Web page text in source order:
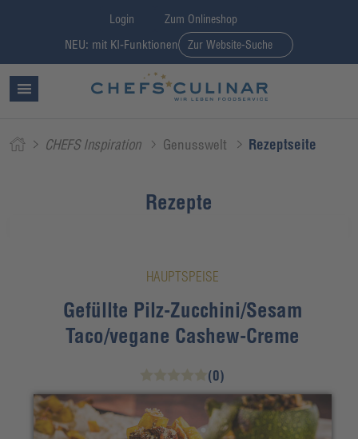
Login Zum Onlineshop
NEU: mit KI-Funktionen Zur Website-Suche
CHEFS Inspiration Genusswelt Rezeptseite
Rezepte
HAUPTSPEISE
Gefüllte Pilz-Zucchini/Sesam
Taco/vegane Cashew-Creme
(0)